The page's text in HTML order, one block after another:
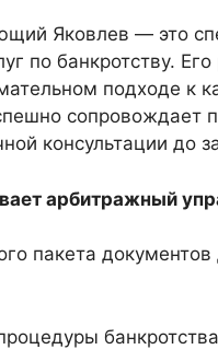
Яковлев — это
по банкротству.
подходе к
сопровождает
консультации до
арбитражный
пакета